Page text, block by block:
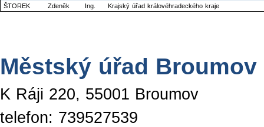
ŠTOREK
Zdeněk Ing. Krajský úřad královéhradeckého kraje
Městský úřad
K Ráji 220, 55001 Broumov
telefon: 739527539